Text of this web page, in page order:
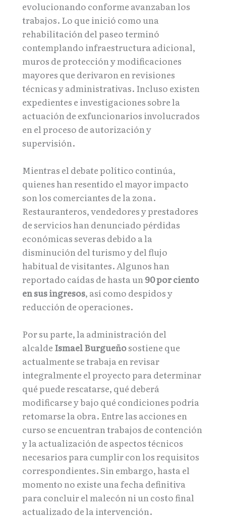
evolucionando conforme avanzaban los
trabajos. Lo que inició como una
rehabilitación del paseo terminó
contemplando infraestructura adicional,
muros de protección y modificaciones
mayores que derivaron en revisiones
técnicas y administrativas. Incluso existen
expedientes e investigaciones sobre la
actuación de exfuncionarios involucrados
en el proceso de autorización y
supervisión.
Mientras el debate político continúa,
quienes han resentido el mayor impacto
son los comerciantes de la zona.
Restauranteros, vendedores y prestadores
de servicios han denunciado pérdidas
económicas severas debido a la
disminución del turismo y del flujo
habitual de visitantes. Algunos han
reportado caídas de hasta un 90 por ciento
en sus ingresos, así como despidos y
reducción de operaciones.
Por su parte, la administración del
alcalde Ismael Burgueñosostiene que
actualmente se trabaja en revisar
integralmente el proyecto para determinar
qué puede rescatarse, qué deberá
modificarse y bajo qué condiciones podría
retomarse la obra. Entre las acciones en
curso se encuentran trabajos de contención
y la actualización de aspectos técnicos
necesarios para cumplir con los requisitos
correspondientes. Sin embargo, hasta el
momento no existe una fecha definitiva
para concluir el malecón ni un costo final
actualizado de la intervención.